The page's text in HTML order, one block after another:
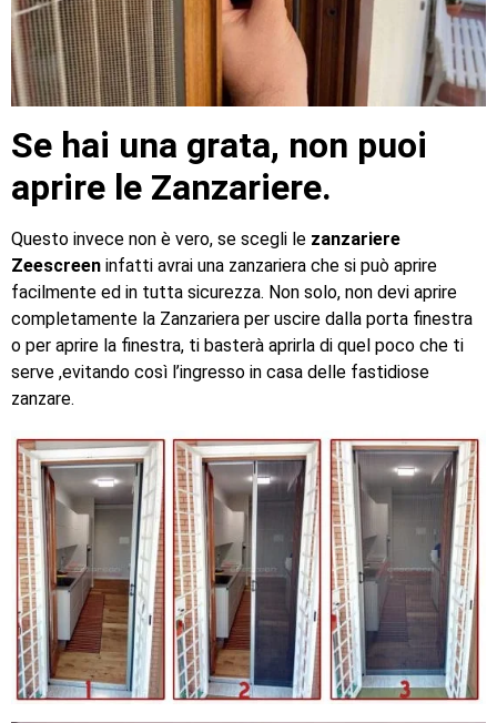
Se hai una grata, non puoi
aprire le Zanzariere.
Questo invece non è vero, se scegli le zanzariere
Zeescreen infatti avrai una zanzariera che si può aprire
facilmente ed in tutta sicurezza. Non solo, non devi aprire
completamente la Zanzariera per uscire dalla porta finestra
o per aprire la finestra, ti basterà aprirla di quel poco che ti
serve ,evitando così l’ingresso in casa delle fastidiose
zanzare.